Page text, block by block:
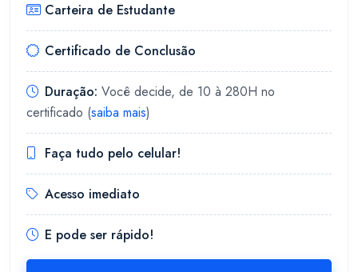
Carteira de Estudante
Certificado de Conclusão
Duração: Você decide, de 10 à 280H no
certificado (saiba mais)
Faça tudo pelo celular!
Acesso imediato
E pode ser rápido!